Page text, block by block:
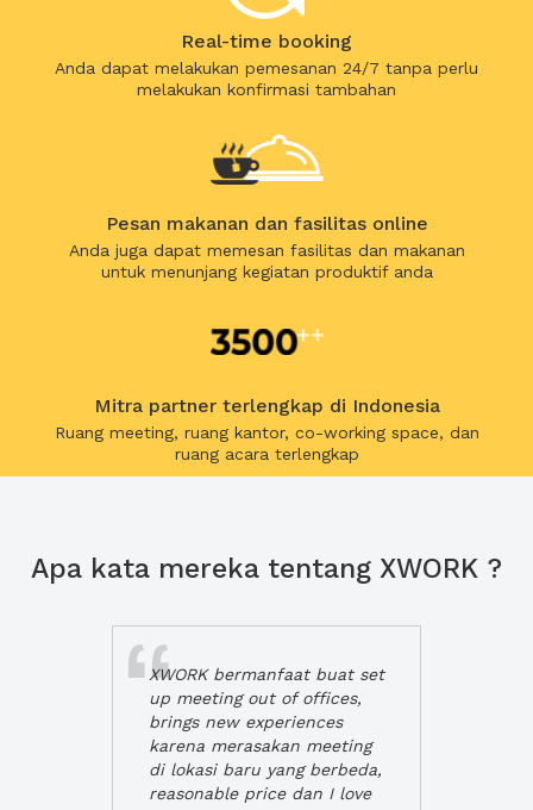
Real-time booking
Anda dapat melakukan pemesanan 24/7 tanpa perlu
melakukan konfirmasi tambahan
Pesan makanan dan fasilitas online
Anda juga dapat memesan fasilitas dan makanan
untuk menunjang kegiatan produktif anda
Mitra partner terlengkap di Indonesia
Ruang meeting, ruang kantor, co-working space, dan
ruang acara terlengkap
Apa kata mereka tentang XWORK ?
XWORK bermanfaat buat set
up meeting out of offices,
brings new experiences
karena merasakan meeting
di lokasi baru yang berbeda,
reasonable price dan I love